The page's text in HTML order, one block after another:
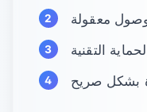
وصول معقولة
التقنية
بشكل صريح